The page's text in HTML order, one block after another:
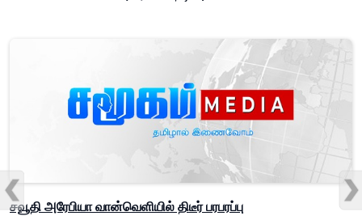
சவூதி அரேபியா வான்வெளியில் திடீர் பரபரப்பு